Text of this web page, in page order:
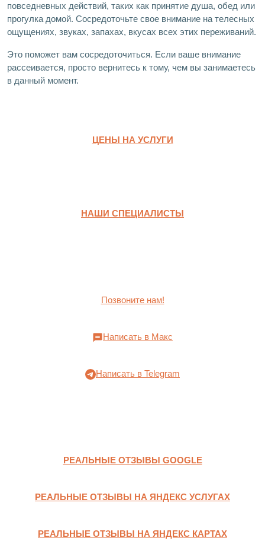
повседневных действий, таких как принятие душа, обед или
прогулка домой. Сосредоточьте свое внимание на телесных
ощущениях, звуках, запахах, вкусах всех этих переживаний.
Это поможет вам сосредоточиться. Если ваше внимание
рассеивается, просто вернитесь к тому, чем вы занимаетесь
в данный момент.
ЦЕНЫ НА УСЛУГИ
НАШИ СПЕЦИАЛИСТЫ
Позвоните нам!
Написать в Макс
Написать в Telegram
РЕАЛЬНЫЕ ОТЗЫВЫ GOOGLE
РЕАЛЬНЫЕ ОТЗЫВЫ НА ЯНДЕКС УСЛУГАХ
РЕАЛЬНЫЕ ОТЗЫВЫ НА ЯНДЕКС КАРТАХ